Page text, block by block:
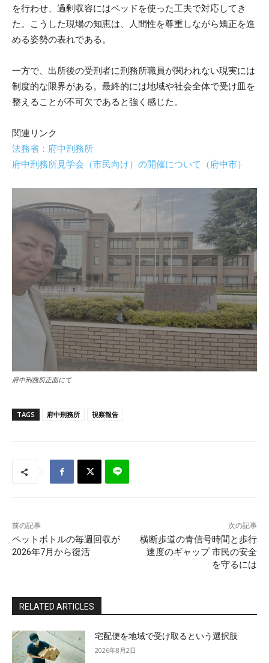
を行わせ、過剰収容にはベッドを使った工夫で対応してき
た。こうした現場の知恵は、人間性を尊重しながら矯正を進
める姿勢の表れである。
一方で、出所後の受刑者に刑務所職員が関われない現実には
制度的な限界がある。最終的には地域や社会全体で受け皿を
整えることが不可欠であると強く感じた。
関連リンク
法務省：府中刑務所
府中刑務所見学会（市民向け）の開催について（府中市）
府中刑務所正面にて
TAGS 府中刑務所 視察報告
前の記事
ペットボトルの毎週回収が
2026年7月から復活
次の記事
横断歩道の青信号時間と歩行
速度のギャップ 市民の安全
を守るには
RELATED ARTICLES
宅配便を地域で受け取るという選択肢
2026年8月2日